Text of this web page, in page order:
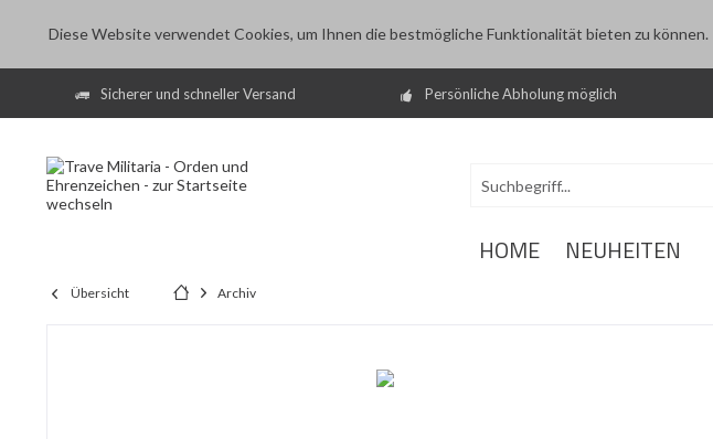
Diese Website verwendet Cookies, um Ihnen die bestmögliche Funktionalität bieten zu können.
Sicherer und schneller Versand Persönliche Abholung möglich
HOME NEUHEITEN
Übersicht Archiv